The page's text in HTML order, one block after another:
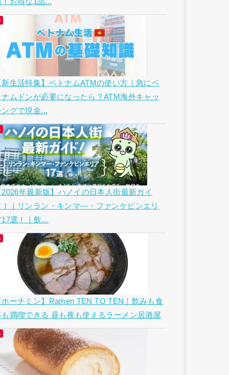
！お得な1品...
新生活特集】ベトナムATMの使い方｜急にベ
ナムドンが必要になったら？ATM海外キャッ
ングで現金...
2026年最新版】ハノイの日本人街最新ガイ
！｜リンラン・キンマ―・ファンケビンエリ
17選！｜飲...
ホーチミン】Ramen TEN TO TEN｜飲みも食
も満喫できる 昼も夜も使えるラーメン居酒屋